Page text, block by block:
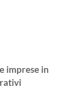
imprese in